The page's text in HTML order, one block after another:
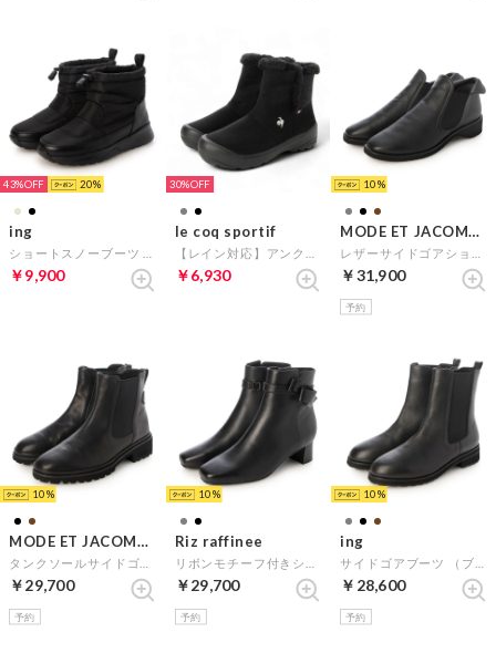
43% 20
ing
￥9,900
30%
le coq sportif
￥6,930
10
MODE ET JACOMO D'ICI
￥31,900
予約
10
MODE ET JACOMO D'ICI
￥29,700
予約
10
Riz raffinee
￥29,700
予約
10
ing
￥28,600
予約